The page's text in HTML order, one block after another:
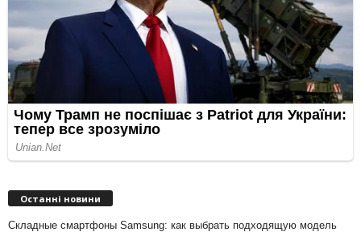
Останні новини
Складные смартфоны Samsung: как выбрать подходящую модель